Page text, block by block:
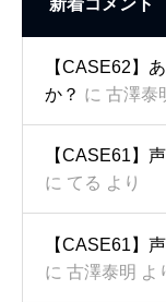
新着コメント
【CASE62】
か？ に 古澤泰
【CASE61】
に てる より
【CASE61】
に 古澤泰明 よ